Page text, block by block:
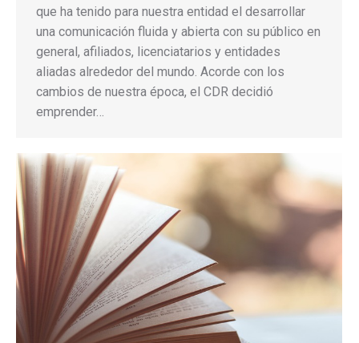
que ha tenido para nuestra entidad el desarrollar
una comunicación fluida y abierta con su público en
general, afiliados, licenciatarios y entidades
aliadas alrededor del mundo. Acorde con los
cambios de nuestra época, el CDR decidió
emprender…